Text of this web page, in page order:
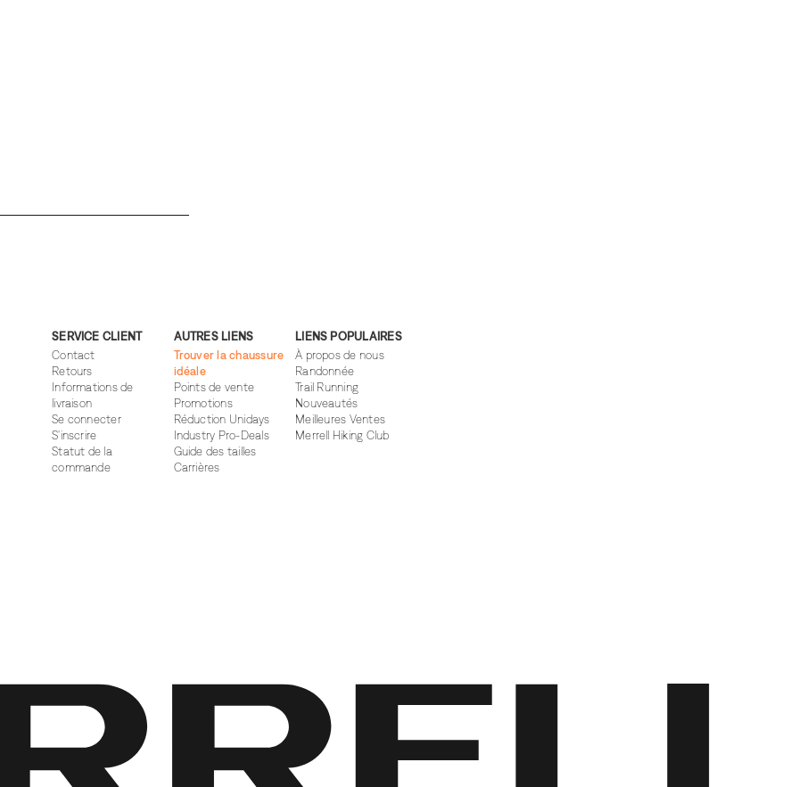
SERVICE CLIENT
Contact
Retours
Informations de
livraison
Se connecter
S'inscrire
Statut de la
commande
AUTRES LIENS
Trouver la chaussure
idéale
Points de vente
Promotions
Réduction Unidays
Industry Pro-Deals
Guide des tailles
Carrières
LIENS POPULAIRES
À propos de nous
Randonnée
Trail Running
Nouveautés
Meilleures Ventes
Merrell Hiking Club